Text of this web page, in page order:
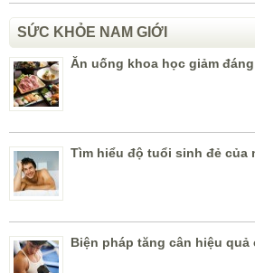
SỨC KHỎE NAM GIỚI
Ăn uống khoa học giảm
Tìm hiểu độ tuổi sinh đẻ của
Biện pháp tăng cân hiệu quả